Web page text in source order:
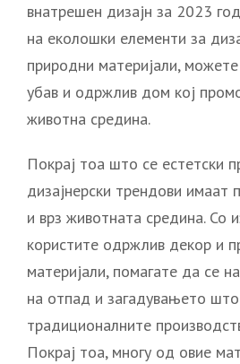
внатрешен дизајн за 2023
на еколошки елементи за
природни материјали,
убав и одржлив дом кој
животна средина.
Покрај тоа што се естетски
дизајнерски трендови имаат
и врз животната средина. Со
користите одржлив декор и
материјали, помагате да се
на отпад и загадувањето
традиционалните
Покрај тоа, многу од овие